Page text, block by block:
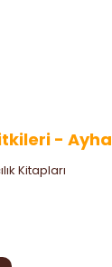
-
Kitapları